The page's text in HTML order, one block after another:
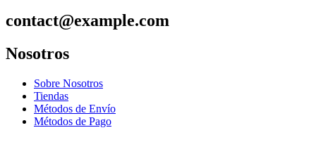
contact@example.com
Nosotros
Sobre Nosotros
Tiendas
Métodos de Envío
Métodos de Pago